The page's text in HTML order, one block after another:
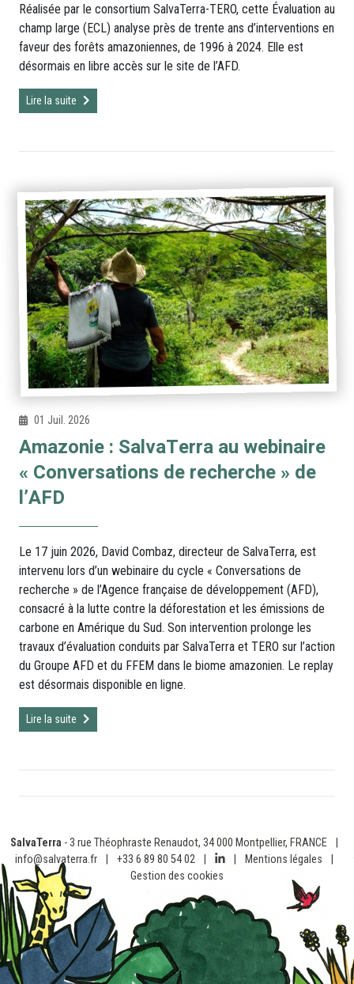
Réalisée par le consortium SalvaTerra-TERO, cette Évaluation au
champ large (ECL) analyse près de trente ans d’interventions en
faveur des forêts amazoniennes, de 1996 à 2024. Elle est
désormais en libre accès sur le site de l’AFD.
Lire la suite
01 Juil. 2026
Amazonie : SalvaTerra au webinaire
« Conversations de recherche » de
l’AFD
Le 17 juin 2026, David Combaz, directeur de SalvaTerra, est
intervenu lors d’un webinaire du cycle « Conversations de
recherche » de l’Agence française de développement (AFD),
consacré à la lutte contre la déforestation et les émissions de
carbone en Amérique du Sud. Son intervention prolonge les
travaux d’évaluation conduits par SalvaTerra et TERO sur l’action
du Groupe AFD et du FFEM dans le biome amazonien. Le replay
est désormais disponible en ligne.
Lire la suite
SalvaTerra - 3 rue Théophraste Renaudot, 34 000 Montpellier, FRANCE
info@salvaterra.fr
+33 6 89 80 54 02 Mentions légales
Gestion des cookies